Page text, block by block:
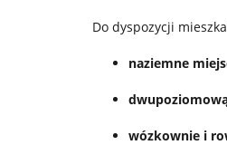
Do dyspozycji
naziemne
wózkownie i